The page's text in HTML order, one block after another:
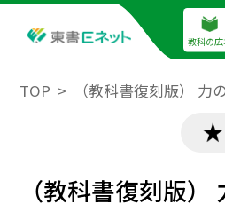
教科の広
TOP （教科書復刻版） 力
（教科書復刻版